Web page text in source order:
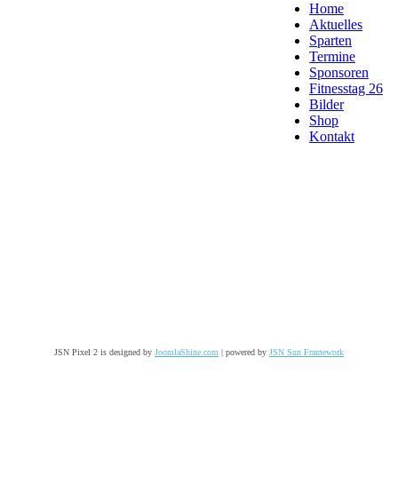
Home
Aktuelles
Sparten
Termine
Sponsoren
Fitnesstag 26
Bilder
Shop
Kontakt
JSN Pixel 2 is designed by JoomlaShine.com | powered by JSN Sun Framework